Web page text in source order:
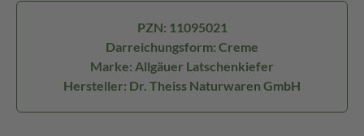
PZN: 11095021
Darreichungsform: Creme
Marke: Allgäuer Latschenkiefer
Hersteller: Dr. Theiss Naturwaren GmbH